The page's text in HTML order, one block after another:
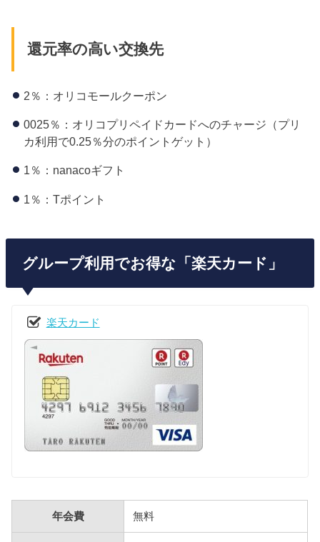
還元率の高い交換先
2％：オリコモールクーポン
0025％：オリコプリペイドカードへのチャージ（プリ
カ利用で0.25％分のポイントゲット）
1％：nanacoギフト
1％：Tポイント
グループ利用でお得な「楽天カード」
楽天カード
年会費 無料